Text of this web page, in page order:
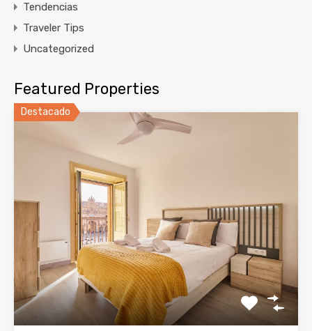
Tendencias
Traveler Tips
Uncategorized
Featured Properties
Destacado